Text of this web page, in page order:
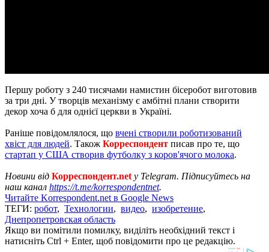
Першу роботу з 240 тисячами намистин бісеробот виготовив
за три дні. У творців механізму є амбітні плани створити
декор хоча б для однієї церкви в Україні.
Раніше повідомлялося, що вчені створили роботизований
хвіст для людей. Також Корреспондент писав про те, що
стартап у США створив футболку з коров'ячого молока.
Новини від Корреспондент.net у Telegram. Підписуйтесь на
наш канал https://t.me/korrespondentnet.
Читайте Korrespondent.net в Google News
ТЕГИ: робот, Технологии, видео, изобретение,
Днепропетровская область
Якщо ви помітили помилку, виділіть необхідний текст і
натисніть Ctrl + Enter, щоб повідомити про це редакцію.